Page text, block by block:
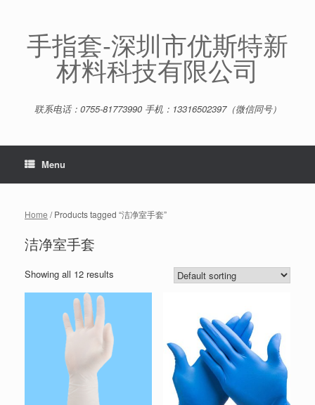
content手指套-深圳市优斯特新
材料科技有限公司
联系电话：0755-81773990 手机：13316502397（微信同号）
Menu
Home / Products tagged “洁净室手套”
洁净室手套
Showing all 12 results